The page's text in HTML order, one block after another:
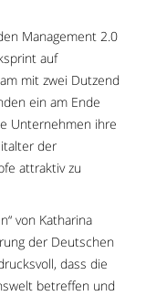
Management 2.0
auf
mit zwei Dutzend
ein am Ende
Unternehmen ihre
der
attraktiv zu
von Katharina
der Deutschen
dass die
betreffen und